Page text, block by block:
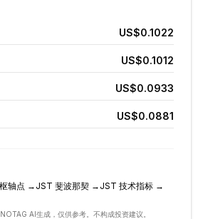
US$0.1022
US$0.1012
US$0.0933
US$0.0881
枢轴点 → JST 斐波那契 → JST 技术指标 →
AI生成，仅供参考。不构成投资建议。